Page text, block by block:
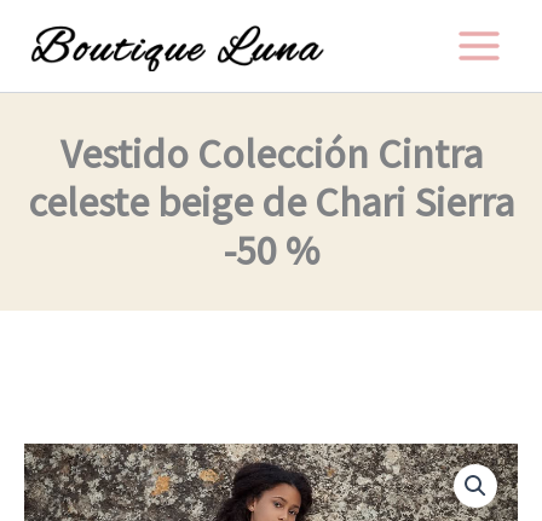
Vestido Colección Cintra
celeste beige de Chari Sierra
-50 %